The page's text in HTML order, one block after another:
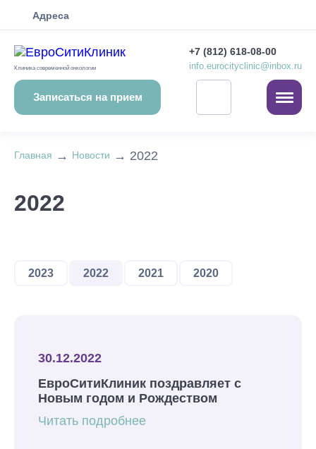
Адреса
Клиника современной онкологии
+7 (812) 618-08-00
info.eurocityclinic@inbox.ru
Записаться на прием
Главная → Новости → 2022
2022
2023 2022 2021 2020
30.12.2022
ЕвроСитиКлиник поздравляет с
Новым годом и Рождеством
Читать подробнее